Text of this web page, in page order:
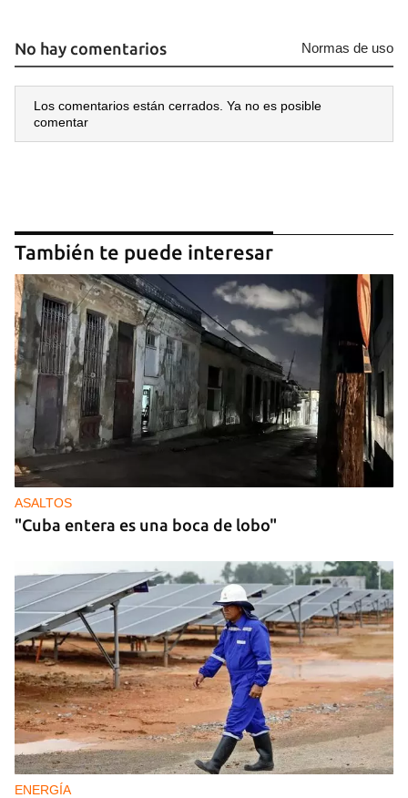
No hay comentarios Normas de uso
Los comentarios están cerrados. Ya no es posible
comentar
También te puede interesar
ASALTOS
"Cuba entera es una boca de lobo"
ENERGÍA